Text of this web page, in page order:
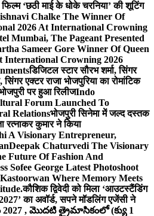
फिल्म ‘छठी माई के धोके चरनिया’ की शूटिंग
Chalke The Winner Of
2026 At International Crowning
Mumbai, The Pageant Presented
Sameer Gore Winner Of Queen
International Crowning 2026
डिजिटल स्टार सौरभ शर्मा, सिंगर
एक्टर राजा भोजपुरिया का रोमांटिक
भोजपुरी पर हुआ रिलीजIndo
Forum Launched To
Relationsभोजपुरी सिनेमा में जल्द दस्तक
रत्नाकर कुमार ने किया
A Visionary Entrepreneur,
Deepak Chaturvedi The Visionary
Future Of Fashion And
Sofee George Latest Photoshoot
Where Memory Meets
कौशिक द्विवेदी को मिला ‘आउटस्टैंडिंग
का अवॉर्ड, सपने मॉडलिंग एजेंसी ने
2027 , మొదటి త్రైమాసికంలో (క్యు 1